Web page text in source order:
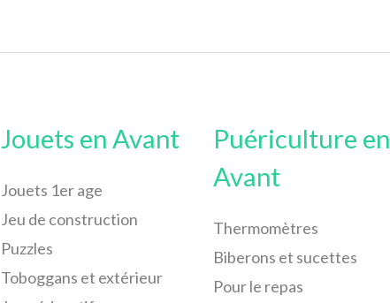
Jouets en Avant
Jouets 1er age
Jeu de construction
Puzzles
Toboggans et extérieur
Puériculture en
Avant
Thermomètres
Biberons et sucettes
Pour le repas